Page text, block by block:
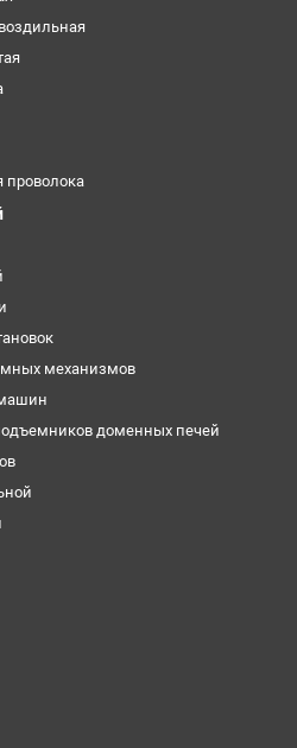
проволока
механизмов
доменных печей